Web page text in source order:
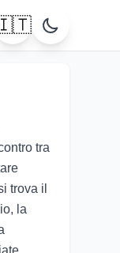
tra
trova il
la